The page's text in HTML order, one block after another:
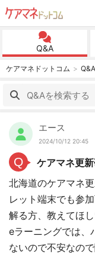
Q&A
ケアマネドットコム Q&A
エース
2024/10/12 20:45
Q
ケアマネ更
北海道のケアマネ
レット端末でも参
解る方、教えてほし
eラーニングでは、
ないので不安なの